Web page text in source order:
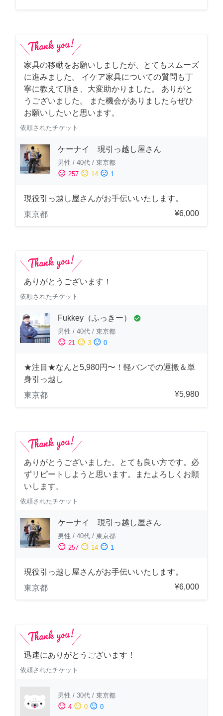
家具の移動をお願いしましたが、とてもスムーズ
に進みました。 イケア家具についての質問も丁
寧に教えて頂き、大変助かりました。 ありがと
うございました。 また機会がありましたらぜひ
お願いしたいと思います。
依頼されたチケット
ケーナイ 現引っ越し屋さん
男性 / 40代 / 東京都
sentiment_satisfied 257 sentiment_neutral 14 sentiment_dissatisfied 1
現役引っ越し屋さんがお手伝いいたします。
東京都
¥6,000
ありがとうございます！
依頼されたチケット
Fukkey（ふっきー） check_circle
男性 / 40代 / 東京都
sentiment_satisfied 21 sentiment_neutral 3 sentiment_dissatisfied 0
★注目★なんと5,980円〜！軽バンでの運搬＆単
身引っ越し
東京都
¥5,980
ありがとうございました。とても良い方です。必
ずリピートしようと思います。またよろしくお願
いします。
依頼されたチケット
ケーナイ 現引っ越し屋さん
男性 / 40代 / 東京都
sentiment_satisfied 257 sentiment_neutral 14 sentiment_dissatisfied 1
現役引っ越し屋さんがお手伝いいたします。
東京都
¥6,000
迅速にありがとうございます！
依頼されたチケット
男性 / 30代 / 東京都
sentiment_satisfied 4 sentiment_neutral 0 sentiment_dissatisfied 0